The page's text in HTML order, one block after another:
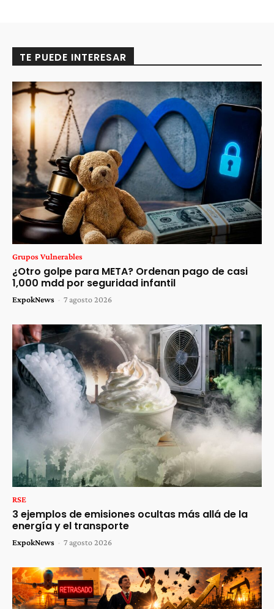
TE PUEDE INTERESAR
Grupos Vulnerables
¿Otro golpe para META? Ordenan pago de casi
1,000 mdd por seguridad infantil
ExpokNews - 7 agosto 2026
RSE
3 ejemplos de emisiones ocultas más allá de la
energía y el transporte
ExpokNews - 7 agosto 2026